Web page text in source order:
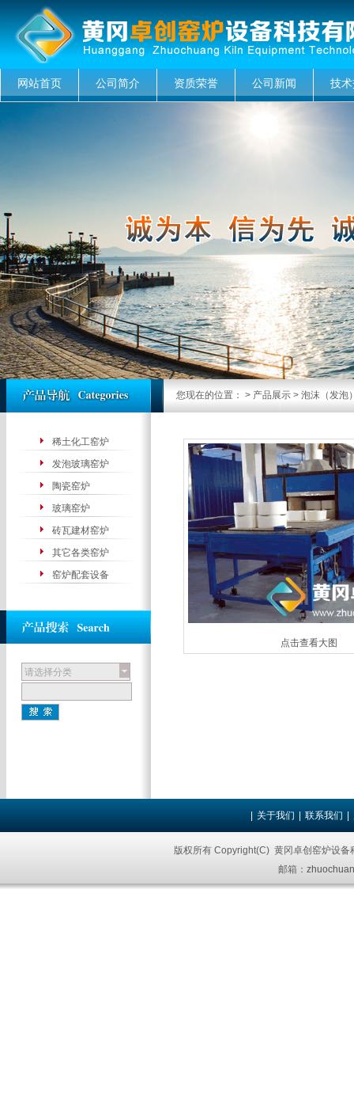
网站首页 公司简介 资质荣誉 公司新闻 技
请选择分类
稀土化工窑炉
发泡玻璃窑炉
陶瓷窑炉
玻璃窑炉
砖瓦建材窑炉
其它各类窑炉
窑炉配套设备
您现在的位置： > 产品展示 > 泡沫（发泡
点击查看大图
关于我们 联系我们
版权所有 Copyright(C) 黄冈卓创窑炉设
邮箱：